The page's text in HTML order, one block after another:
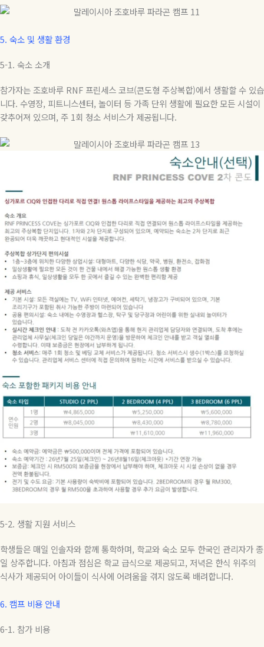
5. 숙소 및 생활 환경
5-1. 숙소소개
참가자는 조호바루 RNF 프린세스 코브(콘도형 주상복합)에서 생활할 수 있습
니다. 수영장, 피트니스센터, 놀이터 등 가족 단위 생활에 필요한 모든 시설이
갖추어져 있으며, 주 1회 청소 서비스가 제공됩니다.
5-2. 생활지원 서비스
학생들은 매일 인솔자와 함께 통학하며, 학교와 숙소 모두 한국인 관리자가 종
일 상주합니다. 아침과 점심은 학교 급식으로 제공되고, 저녁은 한식 위주의
식사가 제공되어 아이들이 식사에 어려움을 겪지 않도록 배려합니다.
6. 캠프 비용 안내
6-1. 참가 비용